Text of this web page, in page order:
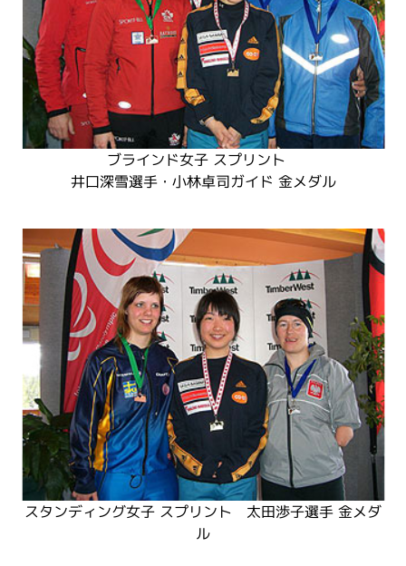
ブラインド女子 スプリント
井口深雪選手・小林卓司ガイド 金メダル
スタンディング女子 スプリント 太田渉子選手 金メダ
ル